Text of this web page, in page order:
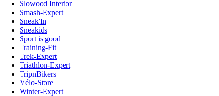
Slowood Interior
Smash-Expert
Sneak'In
Sneakids
Sport is good
Training-Fit
Trek-Expert
Triathlon-Expert
TripnBikers
Vélo-Store
Winter-Expert